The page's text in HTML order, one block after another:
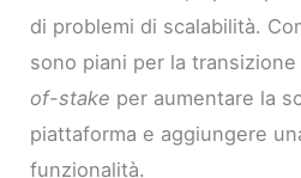
di problemi di scalabilità.
sono piani per la
of-stake per aumentare la
piattaforma e aggiungere
funzionalità.